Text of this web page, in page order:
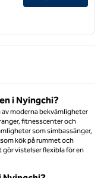
1
av 1
i Nyingchi?
moderna bekvämligheter
fitnesscenter och
som simbassänger,
kök på rummet och
vistelser flexibla för en